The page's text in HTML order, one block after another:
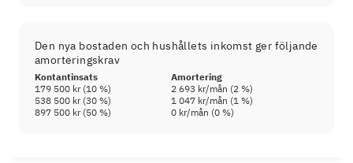
Den nya bostaden och hushållets inkomst ger följande
amorteringskrav
Kontantinsats
Amortering
179 500 kr(10 %) 2 693 kr/mån (2 %)
538 500 kr(30 %) 1 047 kr/mån (1 %)
897 500 kr(50 %) 0 kr/mån (0 %)